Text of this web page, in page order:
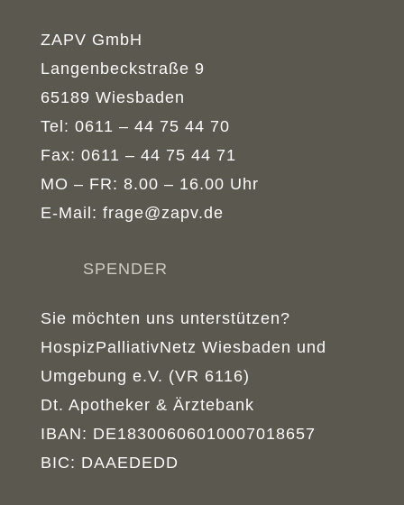
ZAPV GmbH
Langenbeckstraße 9
65189 Wiesbaden
Tel: 0611 – 44 75 44 70
Fax: 0611 – 44 75 44 71
MO – FR: 8.00 – 16.00 Uhr
E-Mail: frage@zapv.de
SPENDER
Sie möchten uns unterstützen?
HospizPalliativNetz Wiesbaden und
Umgebung e.V. (VR 6116)
Dt. Apotheker & Ärztebank
IBAN: DE18300606010007018657
BIC: DAAEDEDD